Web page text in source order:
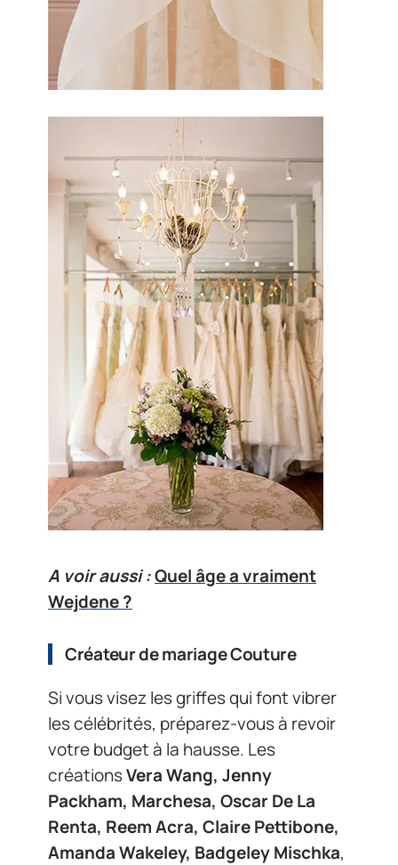
A voir aussi :Quel âge a vraiment
Wejdene ?
Créateur de mariage Couture
Si vous visez les griffes qui font vibrer
les célébrités, préparez-vous à revoir
votre budget à la hausse. Les
créationsVera Wang, Jenny
Packham, Marchesa, Oscar De La
Renta, Reem Acra, Claire Pettibone,
Amanda Wakeley, Badgeley Mischka,